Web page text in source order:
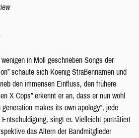
wenigen in Moll geschrieben Songs der
schaute sich Koenig Straßennamen und
den immensen Einfluss, den frühere
X Cops” erkennt er an, dass er nun wohl
makes its own apology”, jede
singt er. Vielleicht porträtiert
das Altern der Bandmitglieder